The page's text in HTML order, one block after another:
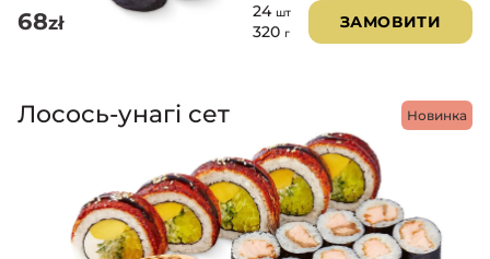
68zł
24 шт
320 г
ЗАМОВИТИ
Новинка
Лосось-унагі сет